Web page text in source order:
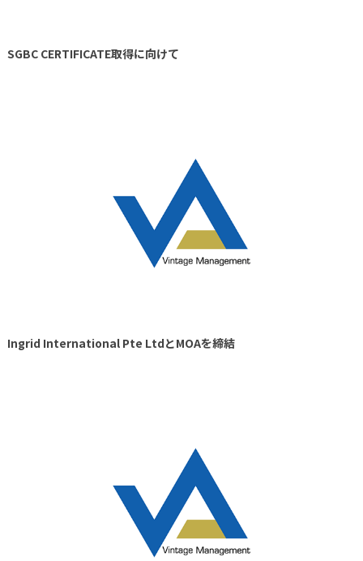
SGBC CERTIFICATE取得に向けて
Ingrid International Pte LtdとMOAを締結